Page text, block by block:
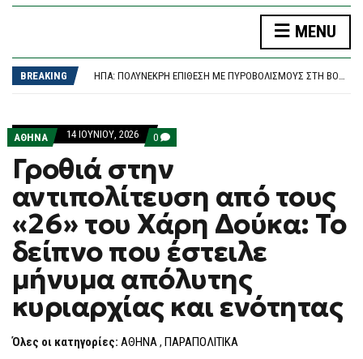
P
N
MENU
BREAKING
ΗΠΑ: ΠΟΛΎΝΕΚΡΗ ΕΠΊΘΕΣΗ ΜΕ ΠΥΡΟΒΟΛΙΣΜΟΎΣ ΣΤΗ ΒΌΡΕΙΑ ΚΑΡΟΛΊΝΑ
ΤΡΑΓΩΔΊΑ ΣΤΑ ΜΆΛΙΑ: 42ΧΡΟΝΗ ΈΧΑΣΕ ΤΗ ΖΩΉ ΤΗΣ ΜΠΡΟΣΤΆ ΣΤΑ ΑΝΉΛΙΚΑ ΠΑΙΔΙΆ ΤΗΣ
ΑΘΗΝΑ 14 ΙΟΥΝΊΟΥ, 2026 0 COMMENTS
ON
ΓΡΟΘΙΆ
ΣΤΗΝ
ΑΠΌ
ΤΟΥΣ
«26»
ΤΟΥ
ΧΆΡΗ
ΔΟΎΚΑ:
ΤΟ
ΔΕΊΠΝΟ
ΈΣΤΕΙΛΕ
ΜΉΝΥΜΑ
ΚΥΡΙΑΡΧΊΑΣ
Γροθιά στην
αντιπολίτευση από τους
«26» του Χάρη Δούκα: Το
δείπνο που έστειλε
μήνυμα απόλυτης
κυριαρχίας και ενότητας
Όλες οι κατηγορίες: ΑΘΗΝΑ, ΠΑΡΑΠΟΛΙΤΙΚΑ